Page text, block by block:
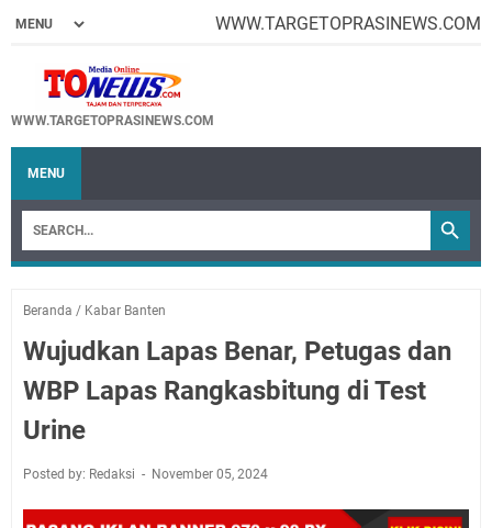
WWW.TARGETOPRASINEWS.COM
WWW.TARGETOPRASINEWS.COM
MENU
Beranda / Kabar Banten
Wujudkan Lapas Benar, Petugas dan
WBP Lapas Rangkasbitung di Test
Urine
Posted by: Redaksi November 05, 2024